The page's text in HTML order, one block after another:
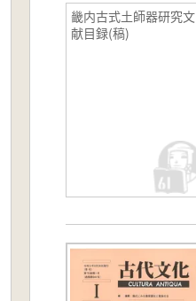
畿内古式土師器研究文
献目録(稿)